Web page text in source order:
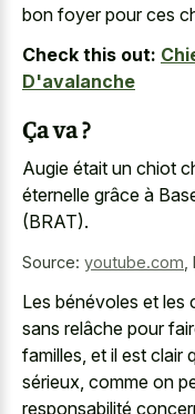
bon foyer pour ces
Check this out:
D'avalanche
Ça va ?
Augie était un chiot
éternelle grâce à
(BRAT).
Source: youtube.com,
Les bénévoles et les
sans relâche pour
familles, et il est clair
sérieux, comme on
responsabilité